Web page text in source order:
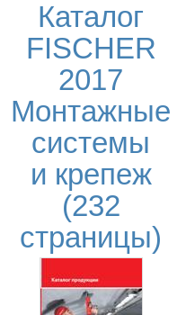
Каталог
FISCHER
2017
Монтажные
системы
и крепеж
(232
страницы)